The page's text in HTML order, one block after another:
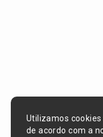
Utilizamos
de acordo com a